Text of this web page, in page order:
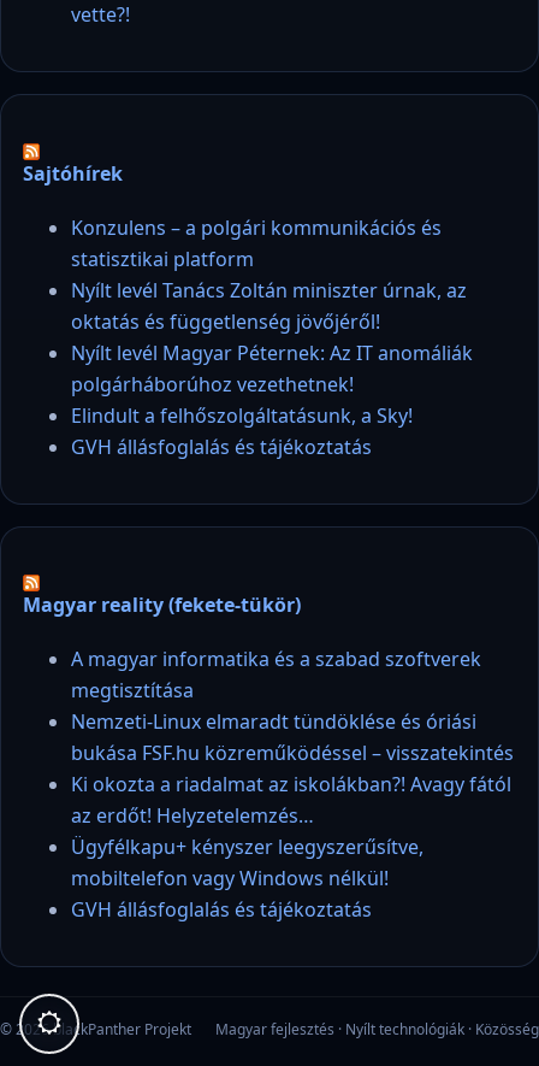
vette?!
Sajtóhírek
Konzulens – a polgári kommunikációs és
statisztikai platform
Nyílt levél Tanács Zoltán miniszter úrnak, az
oktatás és függetlenség jövőjéről!
Nyílt levél Magyar Péternek: Az IT anomáliák
polgárháborúhoz vezethetnek!
Elindult a felhőszolgáltatásunk, a Sky!
GVH állásfoglalás és tájékoztatás
Magyar reality (fekete-tükör)
A magyar informatika és a szabad szoftverek
megtisztítása
Nemzeti-Linux elmaradt tündöklése és óriási
bukása FSF.hu közreműködéssel – visszatekintés
Ki okozta a riadalmat az iskolákban?! Avagy fától
az erdőt! Helyzetelemzés…
Ügyfélkapu+ kényszer leegyszerűsítve,
mobiltelefon vagy Windows nélkül!
GVH állásfoglalás és tájékoztatás
© 2026 blackPanther Projekt Magyar fejlesztés · Nyílt technológiák · Közösség